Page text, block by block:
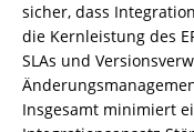
sicher, dass
die Kernleistung des
SLAs und
Insgesamt minimiert